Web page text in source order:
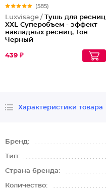
(585)
Luxvisage / Тушь для ресниц
XXL Суперобъем - эффект
накладных ресниц, Тон
Черный
439 ₽
Характеристики товара
Бренд:
Тип:
Страна бренда:
Количество: